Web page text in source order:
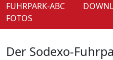
FUHRPARK-ABC
FOTOS
News
Der Sodexo-